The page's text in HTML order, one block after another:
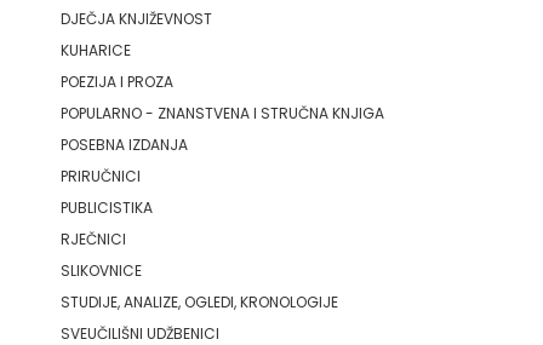
DJEČJA KNJIŽEVNOST
KUHARICE
POEZIJA I PROZA
POPULARNO - ZNANSTVENA I STRUČNA KNJIGA
POSEBNA IZDANJA
PRIRUČNICI
PUBLICISTIKA
RJEČNICI
SLIKOVNICE
STUDIJE, ANALIZE, OGLEDI, KRONOLOGIJE
SVEUČILIŠNI UDŽBENICI